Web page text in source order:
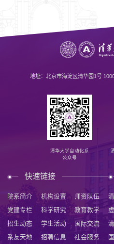
地址：北京市海淀区清华园1号
快速链接
院系简介 机构设置
师资队伍
党建专栏
科学研究
教育教学
招生动态
学生活动
国际交流
系友天地
招聘信息 社会服务
清华大学自动化系
公众号